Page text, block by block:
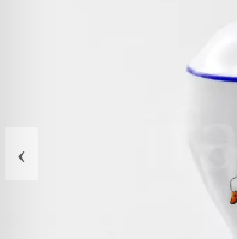
‹